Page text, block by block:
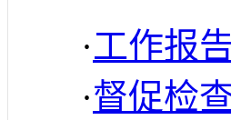
·工作报
·督促检